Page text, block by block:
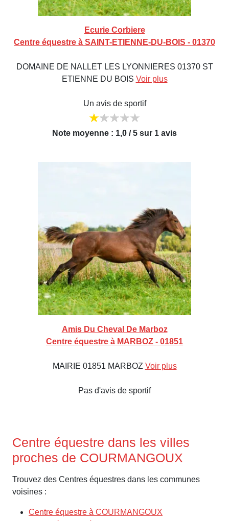
Ecurie Corbiere
Centre équestre à SAINT-ETIENNE-DU-BOIS - 01370
DOMAINE DE NALLET LES LYONNIERES 01370 ST
ETIENNE DU BOIS Voir plus
Un avis de sportif
Note moyenne : 1,0 / 5 sur 1 avis
Amis Du Cheval De Marboz
Centre équestre à MARBOZ - 01851
MAIRIE 01851 MARBOZ Voir plus
Pas d'avis de sportif
Centre équestre dans les villes
proches de COURMANGOUX
Trouvez des Centres équestres dans les communes
voisines :
Centre équestre à COURMANGOUX